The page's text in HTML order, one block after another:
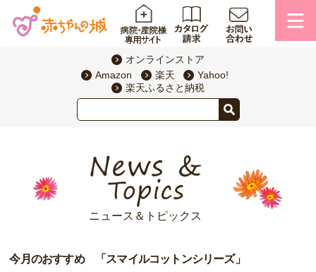
オンラインストア
Amazon
楽天
Yahoo!
楽天ふるさと納税
ニュース＆トピックス
今月のおすすめ 「スマイルコットンシリーズ」